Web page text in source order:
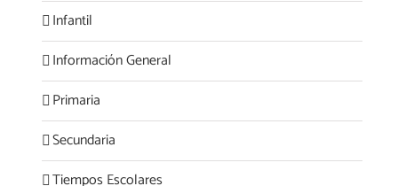
Infantil
Información General
Primaria
Secundaria
Tiempos Escolares